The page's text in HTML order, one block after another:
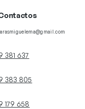
381 637
383 805
179 658